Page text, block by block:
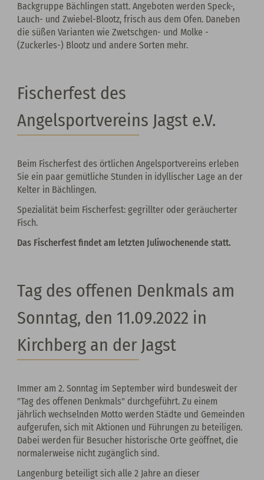
Backgruppe Bächlingen statt. Angeboten werden Speck-,
Lauch- und Zwiebel-Blootz, frisch aus dem Ofen. Daneben
die süßen Varianten wie Zwetschgen- und Molke -
(Zuckerles-) Blootz und andere Sorten mehr.
Fischerfest des
Angelsportvereins Jagst e.V.
Beim Fischerfest des örtlichen Angelsportvereins erleben
Sie ein paar gemütliche Stunden in idyllischer Lage an der
Kelter in Bächlingen.
Spezialität beim Fischerfest: gegrillter oder geräucherter
Fisch.
Das Fischerfest findet am letzten Juliwochenende statt.
Tag des offenen Denkmals am
Sonntag, den 11.09.2022 in
Kirchberg an der Jagst
Immer am 2. Sonntag im September wird bundesweit der
"Tag des offenen Denkmals" durchgeführt. Zu einem
jährlich wechselnden Motto werden Städte und Gemeinden
aufgerufen, sich mit Aktionen und Führungen zu beteiligen.
Dabei werden für Besucher historische Orte geöffnet, die
normalerweise nicht zugänglich sind.
Langenburg beteiligt sich alle 2 Jahre an dieser